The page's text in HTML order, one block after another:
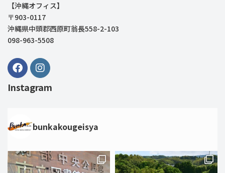
【沖縄オフィス】
〒903-0117
沖縄県中頭郡西原町翁長558-2-103
098-963-5508
Instagram
bunkakougeisya